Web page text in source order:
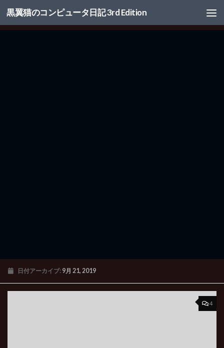
コンテンツへスキップ
黒翼猫のコンピュータ日記 3rd Edition
日付アーカイブ: 9月 21, 2019
4